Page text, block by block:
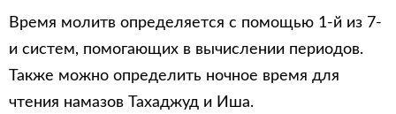
Время молитв определяется с помощью 1-й из 7-
и систем, помогающих в вычислении периодов.
Также можно определить ночное время для
чтения намазов Тахаджуд и Иша.